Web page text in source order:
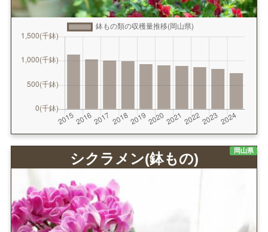
岡山県
シクラメン(鉢もの)